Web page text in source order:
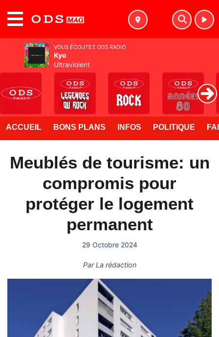
ACCUEIL BONS PLANS INFOS POLITIQUE
Meublés de tourisme: un
compromis pour
protéger le logement
permanent
29 Octobre 2024
ParLa rédaction
VOUS ÉCOUTEZ ODS RADIO
Kyo
Ultraviolent